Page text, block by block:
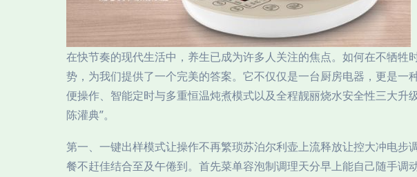
在快节奏的现代生活中，养生已成为许多人关注的焦点。如何在不牺
势，为我们提供了一个完美的答案。它不仅仅是一台厨房电器，更是
便操作、智能定时与多重恒温炖煮模式以及全程靓丽烧水安全性三大
陈灌典”。
第一、一键出样模式让操作不再繁琐苏泊尔利壶上流释放让控大冲电
餐不赶佳结合至及午倦到。首先菜单容泡制调理天分早上能自己随手